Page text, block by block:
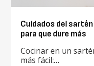
Cuidados del
para que dure más
Cocinar en un
más fácil:…